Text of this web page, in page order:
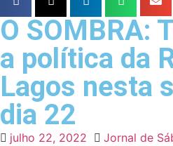
O SOMBRA:
a política da
Lagos nesta
dia 22
julho 22, 2022 Jornal de